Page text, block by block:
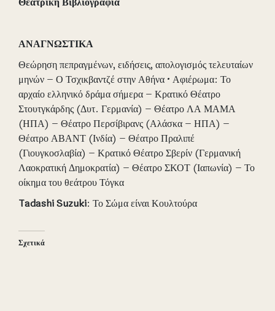
ΑΝΑΓΝΩΣΤΙΚΑ
Θεώρηση πεπραγμένων, ειδήσεις, απολογισμός τελευταίων
μηνών – Ο Τσχικβαντζέ στην Αθήνα • Αφιέρωμα: Το
αρχαίο ελληνικό δράμα σήμερα – Κρατικό Θέατρο
Στουτγκάρδης (Δυτ. Γερμανία) – Θέατρο ΛΑ ΜΑΜΑ
(ΗΠΑ) – Θέατρο Περσίβιρανς (Αλάσκα – ΗΠΑ) –
Θέατρο ΑΒΑΝΤ (Ινδία) – Θέατρο Πραλιπέ
(Γιουγκοσλαβία) – Κρατικό Θέατρο Σβερίν (Γερμανική
Λαοκρατική Δημοκρατία) – Θέατρο ΣΚΟΤ (Ιαπωνία) – Το
οίκημα του θεάτρου Τόγκα
TadashiSuzuki: Το Σώμα είναι Κουλτούρα
Σχετικά